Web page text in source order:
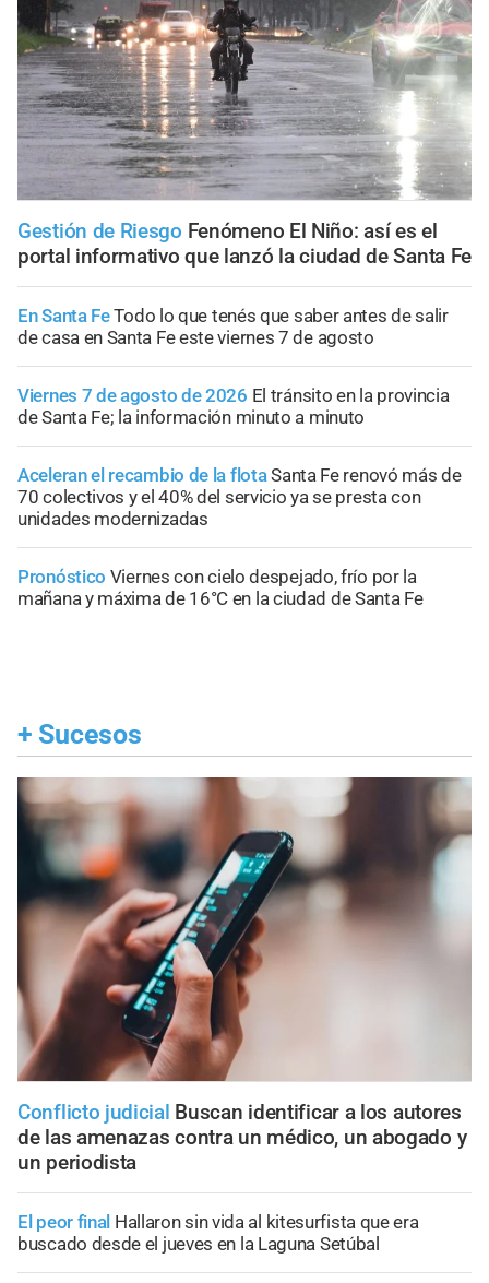
Gestión de Riesgo Fenómeno El Niño: así es el
portal informativo que lanzó la ciudad de Santa Fe
En Santa FeTodo lo que tenés que saber antes de salir
de casa en Santa Fe este viernes 7 de agosto
Viernes 7 de agosto de 2026 El tránsito en la provincia
de Santa Fe; la información minuto a minuto
Aceleran el recambio de la flotaSanta Fe renovó más de
70 colectivos y el 40% del servicio ya se presta con
unidades modernizadas
Pronóstico Viernes con cielo despejado, frío por la
mañana y máxima de 16°C en la ciudad de Santa Fe
+ Sucesos
Conflicto judicial Buscan identificar a los autores
de las amenazas contra un médico, un abogado y
un periodista
El peor final Hallaron sin vida al kitesurfista que era
buscado desde el jueves en la Laguna Setúbal